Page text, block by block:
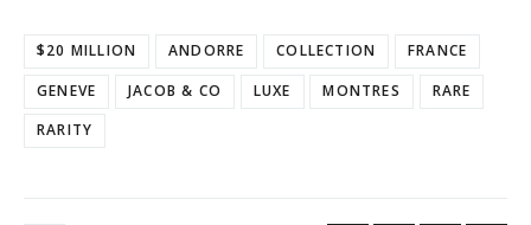
$20 MILLION ANDORRE COLLECTION
FRANCE
GENEVE
JACOB & CO LUXE MONTRES
RARE
RARITY